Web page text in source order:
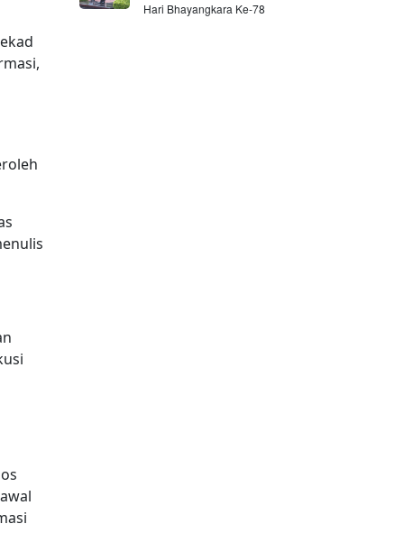
Hari Bhayangkara Ke-78